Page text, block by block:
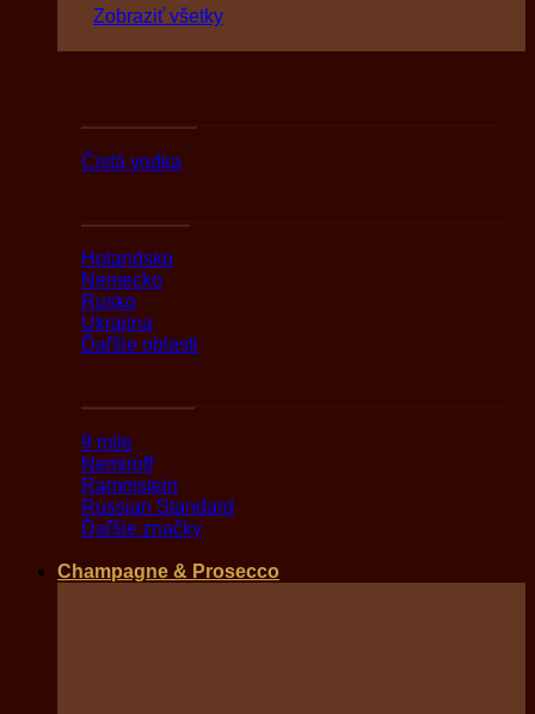
Zobraziť všetky
Čistá vodka
Holandsko
Nemecko
Rusko
Ukrajina
Ďaľšie oblasti
9 mile
Nemiroff
Rammstein
Russian Standard
Ďaľšie značky
Champagne & Prosecco